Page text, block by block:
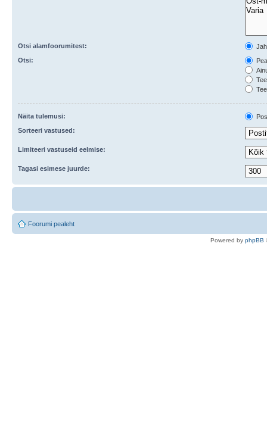
Otsi alamfoorumitest:
Jah
Otsi:
Näita tulemusi:
Sorteeri vastused:
Limiteeri vastuseid eelmise:
Tagasi esimese juurde:
Foorumi pealeht
Powered by phpBB